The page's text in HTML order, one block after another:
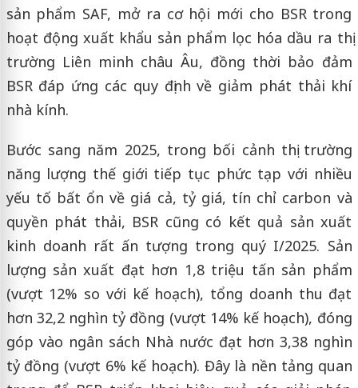
sản phẩm SAF, mở ra cơ hội mới cho BSR trong
hoạt động xuất khẩu sản phẩm lọc hóa dầu ra thị
trường Liên minh châu Âu, đồng thời bảo đảm
BSR đáp ứng các quy định về giảm phát thải khí
nhà kính.
Bước sang năm 2025, trong bối cảnh thị trường
năng lượng thế giới tiếp tục phức tạp với nhiều
yếu tố bất ổn về giá cả, tỷ giá, tín chỉ carbon và
quyền phát thải, BSR cũng có kết quả sản xuất
kinh doanh rất ấn tượng trong quý I/2025. Sản
lượng sản xuất đạt hơn 1,8 triệu tấn sản phẩm
(vượt 12% so với kế hoạch), tổng doanh thu đạt
hơn 32,2 nghìn tỷ đồng (vượt 14% kế hoạch), đóng
góp vào ngân sách Nhà nước đạt hơn 3,38 nghìn
tỷ đồng (vượt 6% kế hoạch). Đây là nền tảng quan